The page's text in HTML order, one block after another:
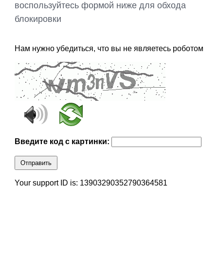
воспользуйтесь формой ниже для обхода
блокировки
Нам нужно убедиться, что вы не являетесь роботом
Введите код с картинки:
Отправить
Your support ID is: 13903290352790364581